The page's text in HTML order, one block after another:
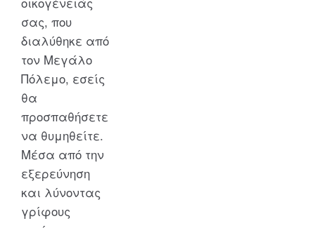
σας, που
διαλύθηκε από
τον Μεγάλο
Πόλεμο, εσείς
θα
προσπαθήσετε
να θυμηθείτε.
Μέσα από την
εξερεύνηση
και λύνοντας
γρίφους